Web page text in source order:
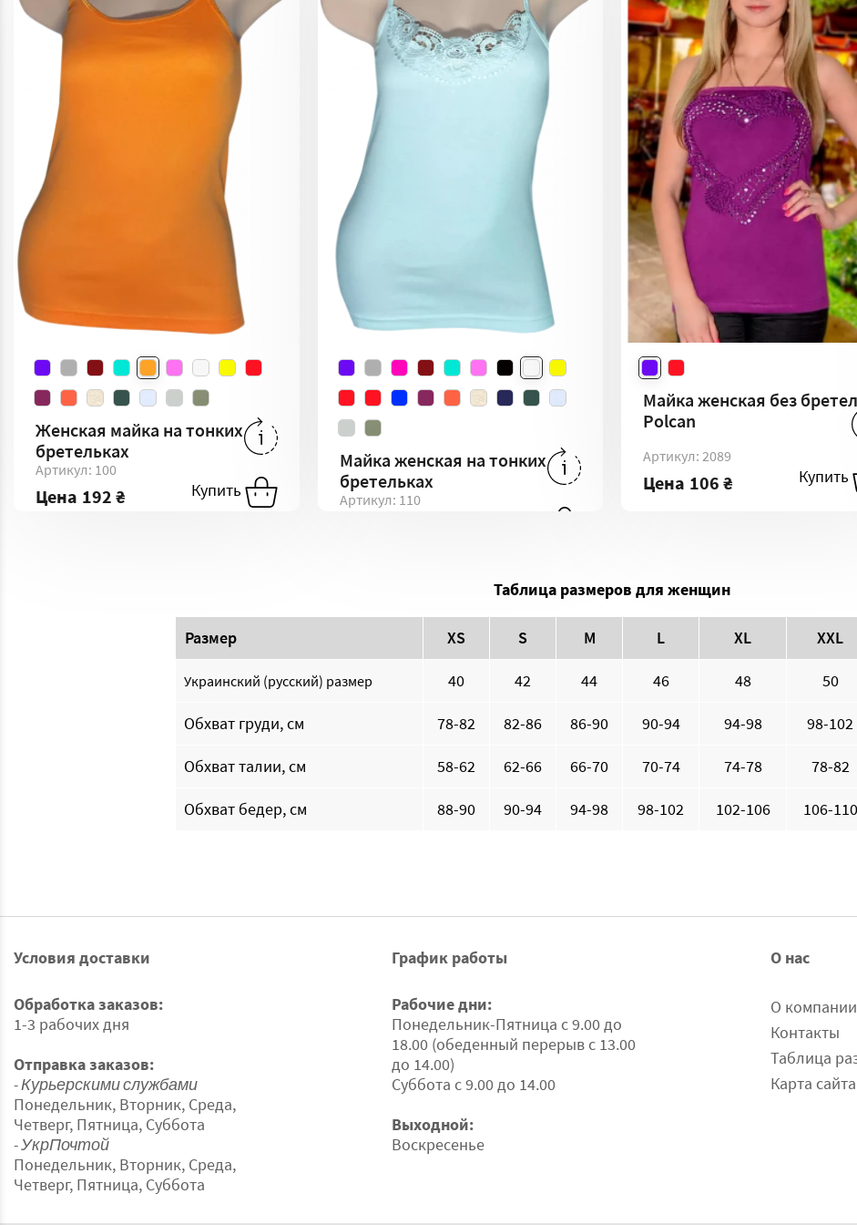
Женская майка на тонких
бретельках
Артикул: 100
Цена 192 ₴ Купить
M
-
192 ₴
L
-
192 ₴
XL
-
192 ₴
Купить
Майка женская на тонких
бретельках
Артикул: 110
L
-
205 ₴
XXL
-
205 ₴
Купить
Майка женская без
Polcan
Артикул: 2089
Цена 106 ₴ Купить
Купить
Таблица размеров для женщин
Размер XS S M L XL XXL
Украинский (русский) размер 40 42 44 46 48 50
Обхват груди, см 78-82 82-86 86-90 90-94 94-98 98-102
Обхват талии, см 58-62 62-66 66-70 70-74 74-78 78-82
Обхват бедер, см 88-90 90-94 94-98 98-102 102-106 106-110
Условия доставки
Обработка заказов:
1-3 рабочих дня
Отправка заказов:
- Курьерскими службами
Понедельник, Вторник, Среда,
Четверг, Пятница, Суббота
- УкрПочтой
Понедельник, Вторник, Среда,
Четверг, Пятница, Суббота
График работы
Рабочие дни:
Понедельник-Пятница с 9.00 до
18.00 (обеденный перерыв с 13.00
до 14.00)
Суббота с 9.00 до 14.00
Выходной:
Воскресенье
О нас
О компании
Контакты
Таблица
Карта сайта